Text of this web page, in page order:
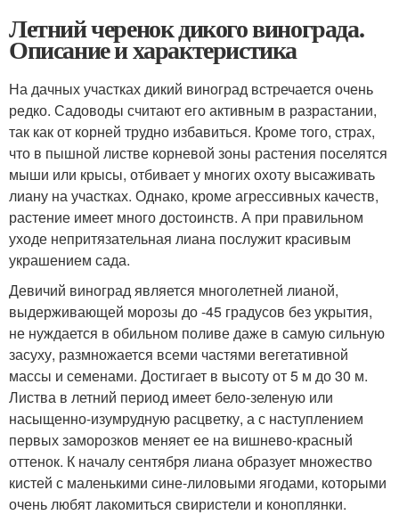
Летний черенок дикого винограда.
Описание и характеристика
На дачных участках дикий виноград встречается очень
редко. Садоводы считают его активным в разрастании,
так как от корней трудно избавиться. Кроме того, страх,
что в пышной листве корневой зоны растения поселятся
мыши или крысы, отбивает у многих охоту высаживать
лиану на участках. Однако, кроме агрессивных качеств,
растение имеет много достоинств. А при правильном
уходе непритязательная лиана послужит красивым
украшением сада.
Девичий виноград является многолетней лианой,
выдерживающей морозы до -45 градусов без укрытия,
не нуждается в обильном поливе даже в самую сильную
засуху, размножается всеми частями вегетативной
массы и семенами. Достигает в высоту от 5 м до 30 м.
Листва в летний период имеет бело-зеленую или
насыщенно-изумрудную расцветку, а с наступлением
первых заморозков меняет ее на вишнево-красный
оттенок. К началу сентября лиана образует множество
кистей с маленькими сине-лиловыми ягодами, которыми
очень любят лакомиться свиристели и коноплянки.